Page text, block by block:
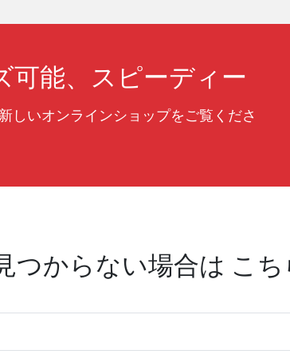
可能、スピーディー
しいオンラインショップをご覧くださ
つからない場合は こち